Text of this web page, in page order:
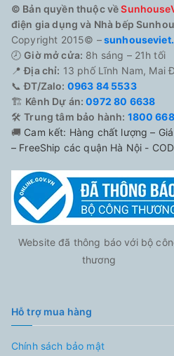
© Bản quyền thuộc về
điện gia dụng và Nhà bếp
Copyright 2015© –
🕗Giờ mở cửa: 8h sáng – 21h tối
📍Địa chỉ: 13 phố Lĩnh Nam, Mai
📞ĐT/Zalo: 0963 84 5533
🏗️ Kênh Dự án: 0972 80 6638
🛠️Trung tâm bảo hành: 1800
🚚 Cam kết: Hàng chất lượng –
– FreeShip các quận Hà Nội -
Website đã thông báo với bộ
thương
Hỗ trợ mua hàng
Chính sách bảo mật